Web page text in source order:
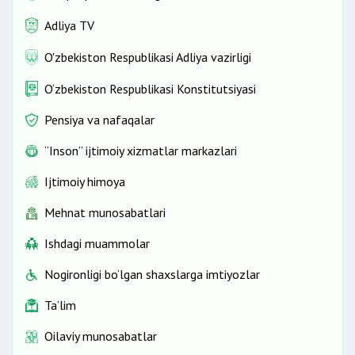
Respublikasidan chiqishini vaqtincha
hisoblanadi
.
Aliment to‘lovlaridan qarzdorligi mavjud
ijrochisining oldindan to‘lanadigan aliment
summasini hisob-kitob qilish to‘g‘risidagi qarori,
oshirayotganByuroning
bo‘limiga kiritgan arizasiga asosan beriladi.
oldindan to‘lamoqchi bo‘lgan davri
ko‘rsatiladi
3 yildan kam
Adliya TV
O'zbekiston Respublikasi Adliya vazirligi
O‘zbekiston Respublikasi Konstitutsiyasi
Pensiya va nafaqalar
“Inson” ijtimoiy xizmatlar markazlari
Ijtimoiy himoya
Mehnat munosabatlari
Ishdagi muammolar
Nogironligi bo‘lgan shaxslarga imtiyozlar
Ta’lim
Oilaviy munosabatlar